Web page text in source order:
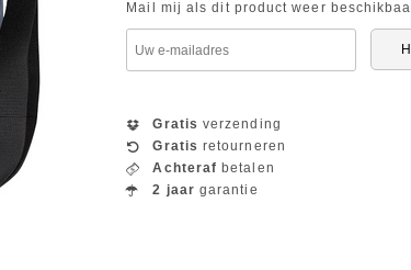
Mail mij als dit product weer
Gratis verzending
Gratis retourneren
Achteraf betalen
2 jaar garantie